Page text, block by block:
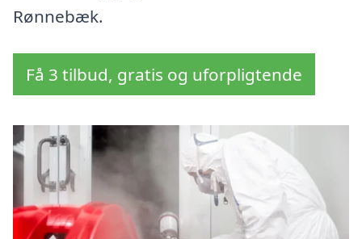
Rønnebæk.
Få 3 tilbud, gratis og uforpligtende